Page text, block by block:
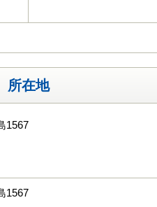
所在地
1567
1567